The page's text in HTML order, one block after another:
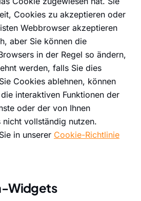
Cookies zu akzeptieren oder
Webbrowser akzeptieren
aber Sie können die
in der Regel so ändern,
werden, falls Sie dies
Cookies ablehnen, können
interaktiven Funktionen der
oder der von Ihnen
nicht vollständig nutzen.
in unserer Cookie-Richtlinie
Widgets